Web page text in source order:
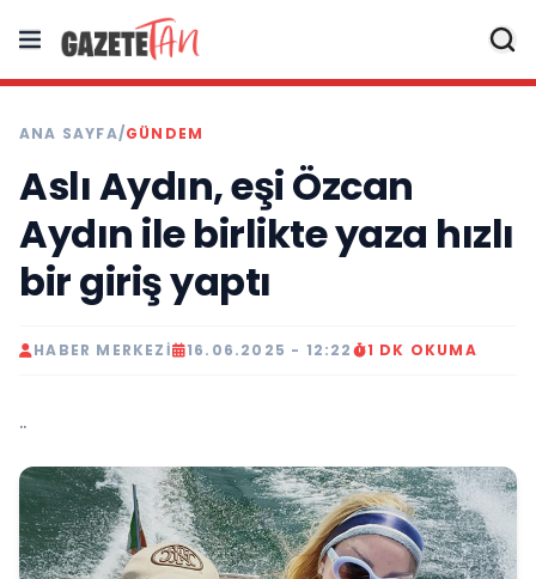
ANA SAYFA/GÜNDEM
Aslı Aydın, eşi Özcan
Aydın ile birlikte yaza hızlı
bir giriş yaptı
HABER MERKEZI 16.06.2025 - 12:22 1 DK OKUMA
..